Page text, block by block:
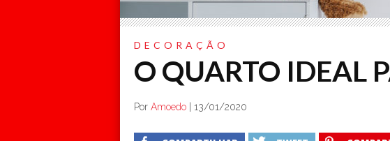
DECORAÇÃO
O QUARTO IDEAL
Por Amoedo 13/01/2020